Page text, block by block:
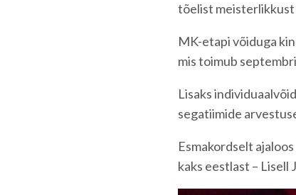
tõelist meisterlikkust
MK-etapi võiduga
mis toimub
Lisaks
segatiimide
Esmakordselt
kaks eestlast – Lisell